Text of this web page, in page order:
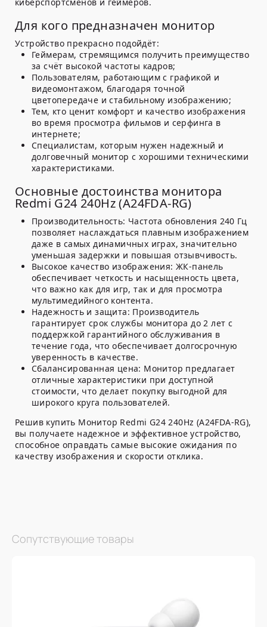
киберспортсменов и геймеров.
Для кого предназначен монитор
Устройство прекрасно подойдёт:
Геймерам, стремящимся получить преимущество
за счёт высокой частоты кадров;
Пользователям, работающим с графикой и
видеомонтажом, благодаря точной
цветопередаче и стабильному изображению;
Тем, кто ценит комфорт и качество изображения
во время просмотра фильмов и серфинга в
интернете;
Специалистам, которым нужен надежный и
долговечный монитор с хорошими техническими
характеристиками.
Основные достоинства монитора
Redmi G24 240Hz (A24FDA-RG)
Производительность: Частота обновления 240 Гц
позволяет наслаждаться плавным изображением
даже в самых динамичных играх, значительно
уменьшая задержки и повышая отзывчивость.
Высокое качество изображения: ЖК-панель
обеспечивает четкость и насыщенность цвета,
что важно как для игр, так и для просмотра
мультимедийного контента.
Надежность и защита: Производитель
гарантирует срок службы монитора до 2 лет с
поддержкой гарантийного обслуживания в
течение года, что обеспечивает долгосрочную
уверенность в качестве.
Сбалансированная цена: Монитор предлагает
отличные характеристики при доступной
стоимости, что делает покупку выгодной для
широкого круга пользователей.
Решив купить Монитор Redmi G24 240Hz (A24FDA-RG),
вы получаете надежное и эффективное устройство,
способное оправдать самые высокие ожидания по
качеству изображения и скорости отклика.
Сопутствующие товары